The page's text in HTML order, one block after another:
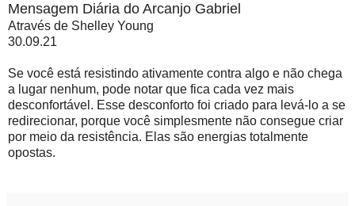
Mensagem Diária do Arcanjo Gabriel
Através de Shelley Young
30.09.21
Se você está resistindo ativamente contra algo e não chega
a lugar nenhum, pode notar que fica cada vez mais
desconfortável. Esse desconforto foi criado para levá-lo a se
redirecionar, porque você simplesmente não consegue criar
por meio da resistência. Elas são energias totalmente
opostas.